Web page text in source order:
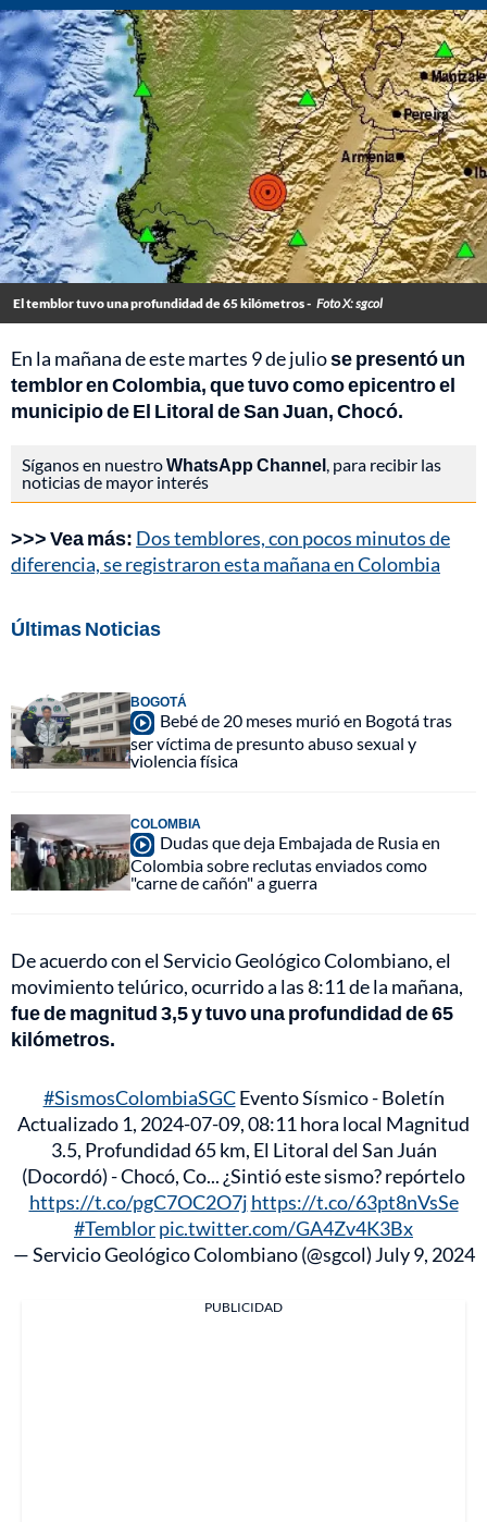
El temblor tuvo una profundidad de 65 kilómetros - Foto X: sgcol
En la mañana de este martes 9 de juliose presentó un
temblor en Colombia, que tuvo como epicentro el
municipio de El Litoral de San Juan, Chocó.
Síganos en nuestroWhatsApp Channel, para recibir las
noticias de mayor interés
>>> Vea más: Dos temblores, con pocos minutos de
diferencia, se registraron esta mañana en Colombia
Últimas Noticias
BOGOTÁ
Bebé de 20 meses murió en Bogotá tras
ser víctima de presunto abuso sexual y
violencia física
COLOMBIA
Dudas que deja Embajada de Rusia en
Colombia sobre reclutas enviados como
"carne de cañón" a guerra
De acuerdo con el Servicio Geológico Colombiano, el
movimiento telúrico, ocurrido a las 8:11 de la mañana,
fue de magnitud 3,5 y tuvo una profundidad de 65
kilómetros.
#SismosColombiaSGCEvento Sísmico - Boletín
Actualizado 1, 2024-07-09, 08:11 hora local Magnitud
3.5, Profundidad 65 km, El Litoral del San Juán
(Docordó) - Chocó, Co... ¿Sintió este sismo? repórtelo
https://t.co/pgC7OC2O7j https://t.co/63pt8nVsSe
#Temblorpic.twitter.com/GA4Zv4K3Bx
— Servicio Geológico Colombiano (@sgcol) July 9, 2024
PUBLICIDAD